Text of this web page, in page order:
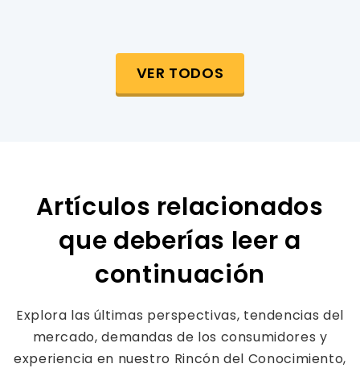
VER TODOS
Artículos relacionados
que deberías leer a
continuación
Explora las últimas perspectivas, tendencias del
mercado, demandas de los consumidores y
experiencia en nuestro Rincón del Conocimiento,